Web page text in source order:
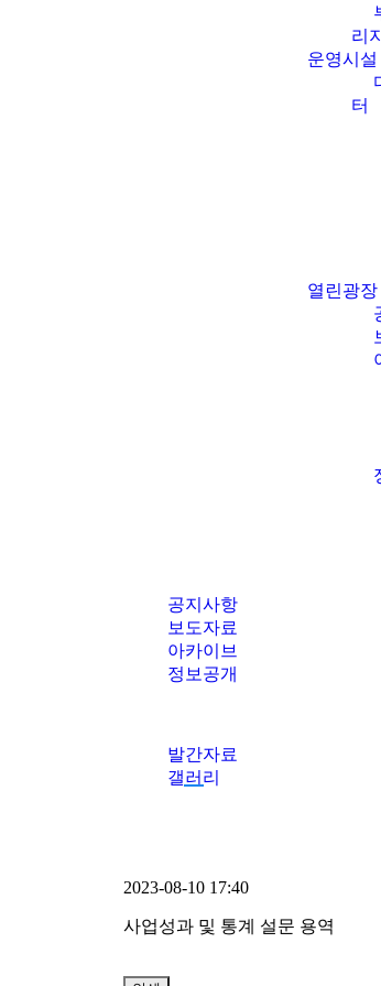
리
운영시설
터
열린광장
공지사항
보도자료
아카이브
정보공개
발간자료
갤러리
2023-08-10 17:40
사업성과 및 통계 설문 용역